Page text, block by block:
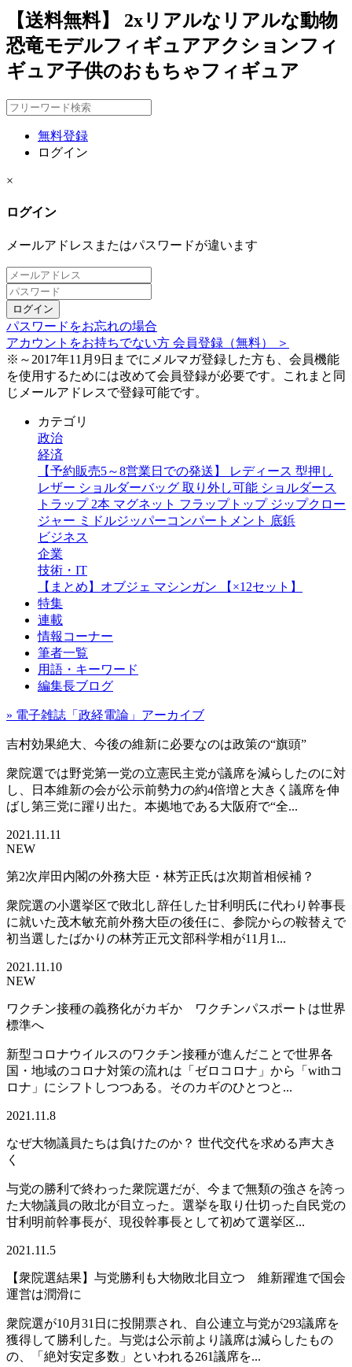
【送料無料】 2xリアルなリアルな動物
恐竜モデルフィギュアアクションフィ
ギュア子供のおもちゃフィギュア
無料登録
ログイン
×
ログイン
メールアドレスまたはパスワードが違います
ログイン
パスワードをお忘れの場合
アカウントをお持ちでない方 会員登録（無料） ＞
※～2017年11月9日までにメルマガ登録した方も、会員機能
を使用するためには改めて会員登録が必要です。これまと同
じメールアドレスで登録可能です。
カテゴリ
政治
経済
【予約販売5～8営業日での発送】 レディース 型押し
レザー ショルダーバッグ 取り外し可能 ショルダース
トラップ 2本 マグネット フラップトップ ジップクロー
ジャー ミドルジッパーコンパートメント 底鋲
ビジネス
企業
技術・IT
【まとめ】オブジェ マシンガン 【×12セット】
特集
連載
情報コーナー
筆者一覧
用語・キーワード
編集長ブログ
» 電子雑誌「政経電論」アーカイブ
吉村効果絶大、今後の維新に必要なのは政策の“旗頭”
衆院選では野党第一党の立憲民主党が議席を減らしたのに対
し、日本維新の会が公示前勢力の約4倍増と大きく議席を伸
ばし第三党に躍り出た。本拠地である大阪府で“全...
2021.11.11
NEW
第2次岸田内閣の外務大臣・林芳正氏は次期首相候補？
衆院選の小選挙区で敗北し辞任した甘利明氏に代わり幹事長
に就いた茂木敏充前外務大臣の後任に、参院からの鞍替えで
初当選したばかりの林芳正元文部科学相が11月1...
2021.11.10
NEW
ワクチン接種の義務化がカギか ワクチンパスポートは世界
標準へ
新型コロナウイルスのワクチン接種が進んだことで世界各
国・地域のコロナ対策の流れは「ゼロコロナ」から「withコ
ロナ」にシフトしつつある。そのカギのひとつと...
2021.11.8
なぜ大物議員たちは負けたのか？ 世代交代を求める声大き
く
与党の勝利で終わった衆院選だが、今まで無類の強さを誇っ
た大物議員の敗北が目立った。選挙を取り仕切った自民党の
甘利明前幹事長が、現役幹事長として初めて選挙区...
2021.11.5
【衆院選結果】与党勝利も大物敗北目立つ 維新躍進で国会
運営は潤滑に
衆院選が10月31日に投開票され、自公連立与党が293議席を
獲得して勝利した。与党は公示前より議席は減らしたもの
の、「絶対安定多数」といわれる261議席を...